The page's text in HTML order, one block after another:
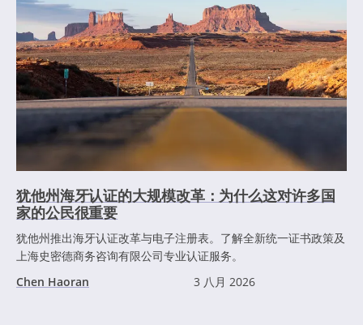
犹他州海牙认证的大规模改革：为什么这对许多国
家的公民很重要
犹他州推出海牙认证改革与电子注册表。了解全新统一证书政策及
上海史密德商务咨询有限公司专业认证服务。
Chen Haoran
3 八月 2026